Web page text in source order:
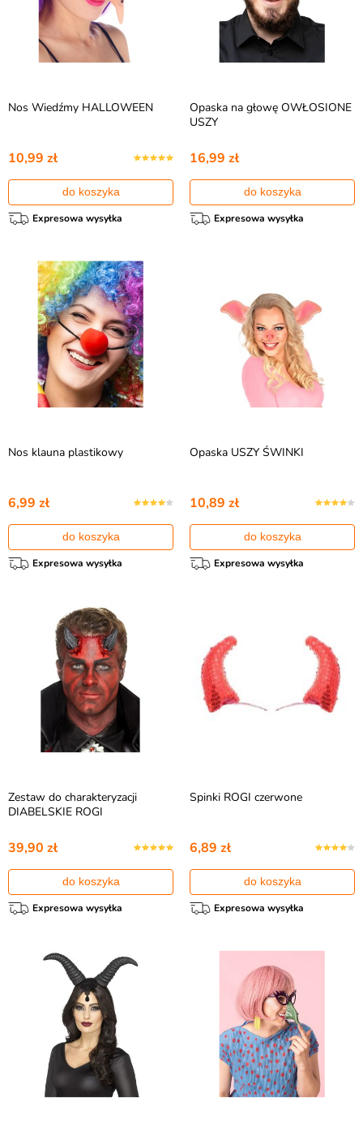
Nos Wiedźmy HALLOWEEN
10,99 zł
do koszyka
Expresowa wysyłka
Opaska na głowę OWŁOSIONE
USZY
16,99 zł
do koszyka
Expresowa wysyłka
Nos klauna plastikowy
6,99 zł
do koszyka
Expresowa wysyłka
Opaska USZY ŚWINKI
10,89 zł
do koszyka
Expresowa wysyłka
Zestaw do charakteryzacji
DIABELSKIE ROGI
39,90 zł
do koszyka
Expresowa wysyłka
Spinki ROGI czerwone
6,89 zł
do koszyka
Expresowa wysyłka